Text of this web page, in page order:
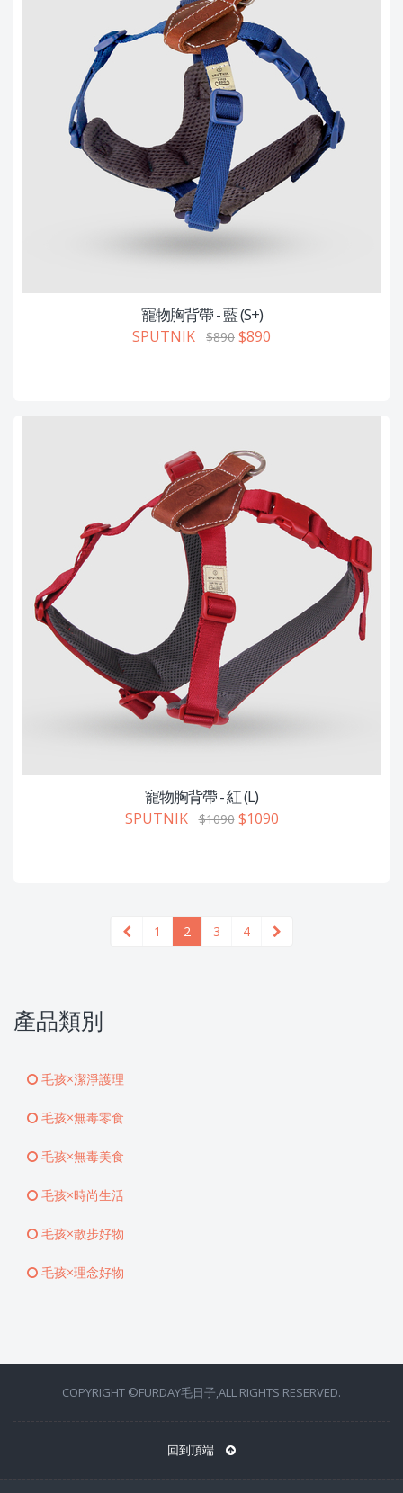
寵物胸背帶 - 藍 (S+)
SPUTNIK $890 $890
寵物胸背帶 - 紅 (L)
SPUTNIK$1090$1090
1 2 3 4
產品類別
毛孩×潔淨護理
毛孩×無毒零食
毛孩×無毒美食
毛孩×時尚生活
毛孩×散步好物
毛孩×理念好物
COPYRIGHT ©FURDAY毛日子,ALL RIGHTS RESERVED.
回到頂端